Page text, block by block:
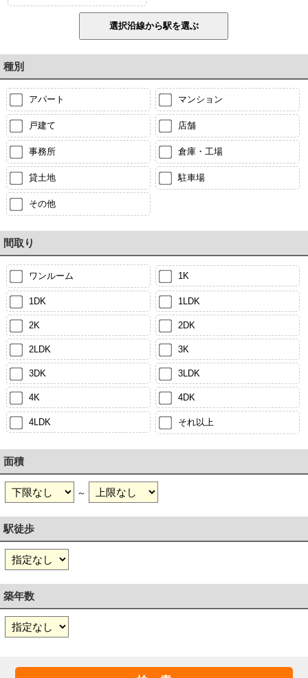
種別
アパート マンション
戸建て 店舗
事務所 倉庫・工場
貸土地 駐車場
その他
間取り
ワンルーム 1K
1DK 1LDK
2K 2DK
2LDK 3K
3DK 3LDK
4K 4DK
4LDK それ以上
面積
～
駅徒歩
築年数